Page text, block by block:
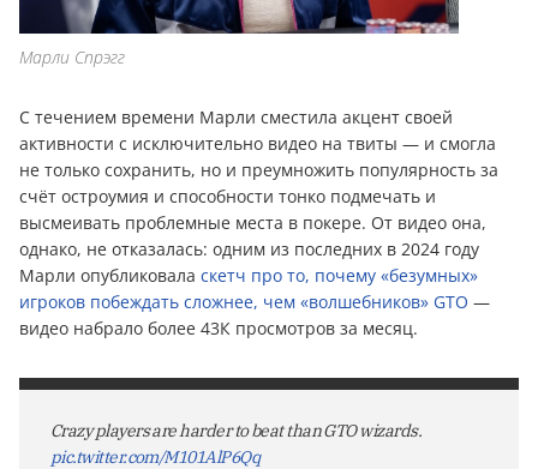
Марли Спрэгг
С течением времени Марли сместила акцент своей
активности с исключительно видео на твиты — и смогла
не только сохранить, но и преумножить популярность за
счёт остроумия и способности тонко подмечать и
высмеивать проблемные места в покере. От видео она,
однако, не отказалась: одним из последних в 2024 году
Марли опубликовала скетч про то, почему «безумных»
игроков побеждать сложнее, чем «волшебников» GTO —
видео набрало более 43К просмотров за месяц.
Crazy players are harder to beat than GTO wizards.
pic.twitter.com/M101AlP6Qq